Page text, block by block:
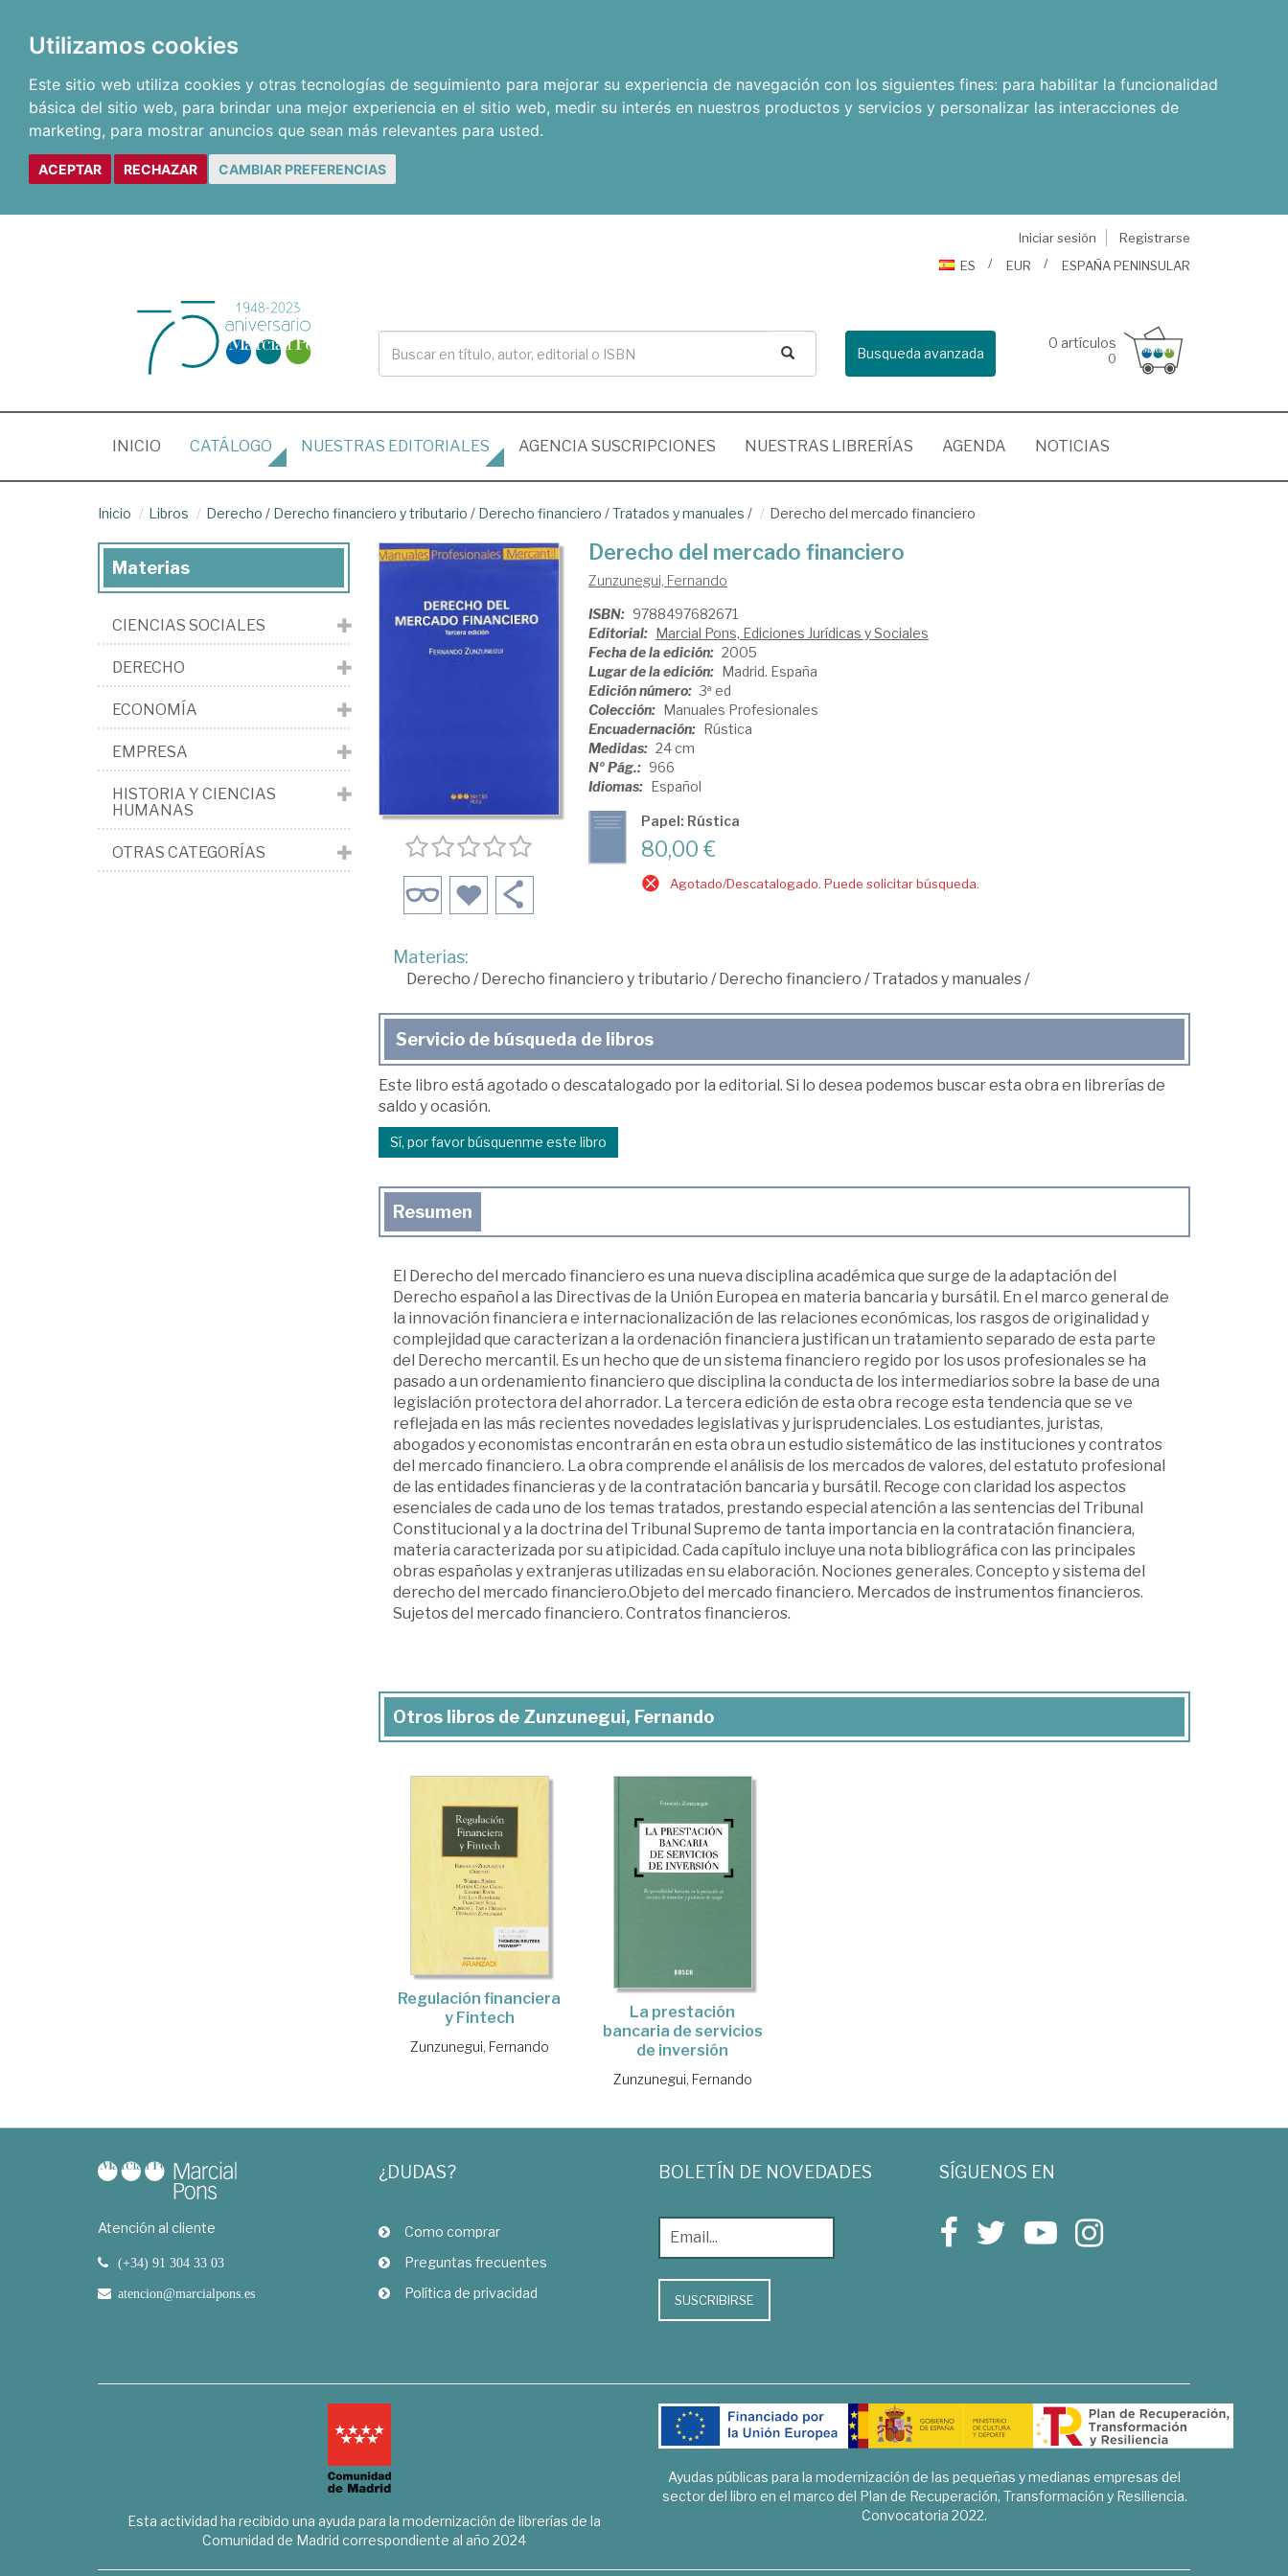
Utilizamos cookies
Este sitio web utiliza cookies y otras tecnologías de seguimiento para mejorar su experiencia de navegación con los siguientes fines: para habilitar la funcionalidad
básica del sitio web, para brindar una mejor experiencia en el sitio web, medir su interés en nuestros productos y servicios y personalizar las interacciones de
marketing, para mostrar anuncios que sean más relevantes para usted.
ACEPTAR RECHAZAR CAMBIAR PREFERENCIAS
Iniciar sesión
Registrarse
ES
EUR ESPAÑA PENINSULAR
Busqueda avanzada
0 artículos
0
INICIO (CURRENT)
CATÁLOGO NUESTRAS EDITORIALES AGENCIA SUSCRIPCIONES NUESTRAS LIBRERÍAS AGENDA NOTICIAS
Inicio Libros Derecho / Derecho financiero y tributario / Derecho financiero /Tratados y manuales / Derecho del mercado financiero
Derecho del mercado financiero
Zunzunegui, Fernando
ISBN: 9788497682671
Editorial: Marcial Pons, Ediciones Jurídicas y Sociales
Fecha de la edición: 2005
Lugar de la edición: Madrid. España
Edición número: 3ª ed
Colección: Manuales Profesionales
Encuadernación: Rústica
Medidas: 24 cm
Nº Pág.: 966
Idiomas: Español
Papel: Rústica
80,00 €
Agotado/Descatalogado. Puede solicitar búsqueda.
Materias:
Derecho /Derecho financiero y tributario /Derecho financiero /Tratados y manuales/
Servicio de búsqueda de libros
Este libro está agotado o descatalogado por la editorial. Si lo desea podemos buscar esta obra en librerías de
saldo y ocasión.
Sí, por favor búsquenme este libro
Resumen
El Derecho del mercado financiero es una nueva disciplina académica que surge de la adaptación del
Derecho español a las Directivas de la Unión Europea en materia bancaria y bursátil. En el marco general de
la innovación financiera e internacionalización de las relaciones económicas, los rasgos de originalidad y
complejidad que caracterizan a la ordenación financiera justifican un tratamiento separado de esta parte
del Derecho mercantil. Es un hecho que de un sistema financiero regido por los usos profesionales se ha
pasado a un ordenamiento financiero que disciplina la conducta de los intermediarios sobre la base de una
legislación protectora del ahorrador. La tercera edición de esta obra recoge esta tendencia que se ve
reflejada en las más recientes novedades legislativas y jurisprudenciales. Los estudiantes, juristas,
abogados y economistas encontrarán en esta obra un estudio sistemático de las instituciones y contratos
del mercado financiero. La obra comprende el análisis de los mercados de valores, del estatuto profesional
de las entidades financieras y de la contratación bancaria y bursátil. Recoge con claridad los aspectos
esenciales de cada uno de los temas tratados, prestando especial atención a las sentencias del Tribunal
Constitucional y a la doctrina del Tribunal Supremo de tanta importancia en la contratación financiera,
materia caracterizada por su atipicidad. Cada capítulo incluye una nota bibliográfica con las principales
obras españolas y extranjeras utilizadas en su elaboración. Nociones generales. Concepto y sistema del
derecho del mercado financiero.Objeto del mercado financiero. Mercados de instrumentos financieros.
Sujetos del mercado financiero. Contratos financieros.
Otros libros de Zunzunegui, Fernando
Regulación financiera
y Fintech
Zunzunegui, Fernando
La prestación
bancaria de servicios
de inversión
Zunzunegui, Fernando
Materias
CIENCIAS SOCIALES
DERECHO
ECONOMÍA
EMPRESA
HISTORIA Y CIENCIAS
HUMANAS
OTRAS CATEGORÍAS
Atención al cliente
(+34) 91 304 33 03
atencion@marcialpons.es
¿DUDAS?
Como comprar
Preguntas frecuentes
Política de privacidad
BOLETÍN DE NOVEDADES
SUSCRIBIRSE
SÍGUENOS EN
Esta actividad ha recibido una ayuda para la modernización de librerías de la
Comunidad de Madrid correspondiente al año 2024
Ayudas públicas para la modernización de las pequeñas y medianas empresas del
sector del libro en el marco del Plan de Recuperación, Transformación y Resiliencia.
Convocatoria 2022.